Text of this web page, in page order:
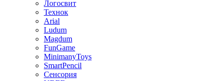
Логосвит
Технок
Arial
Ludum
Magdum
FunGame
MinimanyToys
SmartPencil
Сенсория